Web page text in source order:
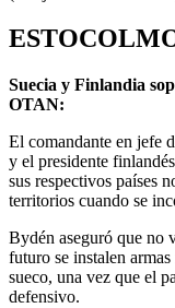
Suecia y Finlandia
OTAN:
El comandante en jefe
y el presidente
sus respectivos países
territorios cuando se
Bydén aseguró que no
futuro se instalen
sueco, una vez que el
defensivo.